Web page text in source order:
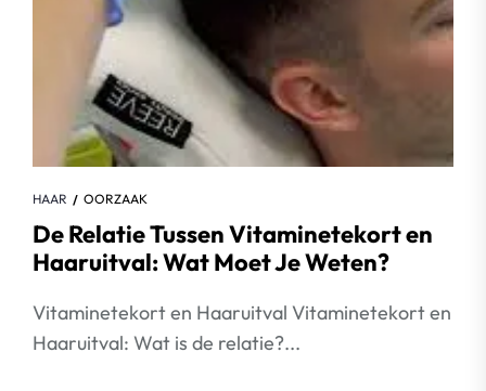
HAAR OORZAAK
De Relatie Tussen Vitaminetekort en
Haaruitval: Wat Moet Je Weten?
Vitaminetekort en Haaruitval Vitaminetekort en
Haaruitval: Wat is de relatie?...